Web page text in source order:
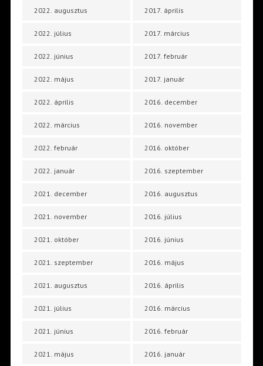
2022. augusztus
2022. július
2022. június
2022. május
2022. április
2022. március
2022. február
2022. január
2021. december
2021. november
2021. október
2021. szeptember
2021. augusztus
2021. július
2021. június
2021. május
2017. április
2017. március
2017. február
2017. január
2016. december
2016. november
2016. október
2016. szeptember
2016. augusztus
2016. július
2016. június
2016. május
2016. április
2016. március
2016. február
2016. január